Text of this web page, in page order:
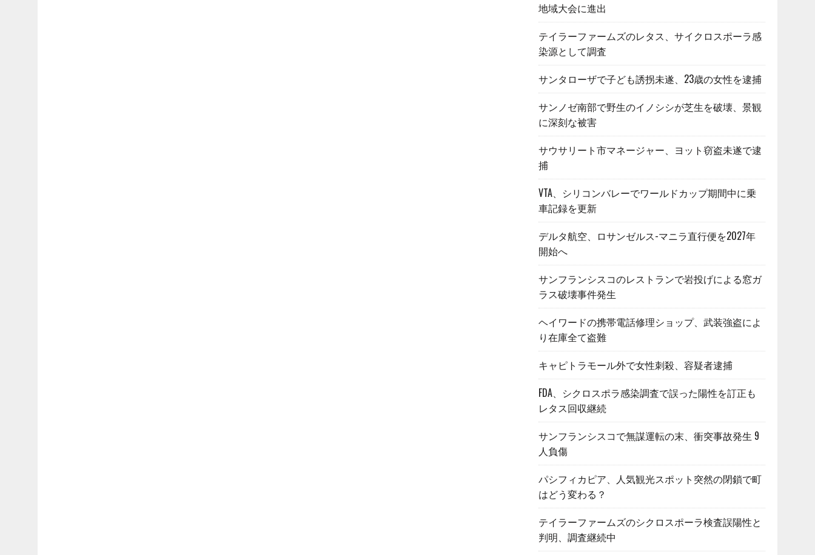
地域大会に進出
テイラーファームズのレタス、サイクロスポーラ感
染源として調査
サンタローザで子ども誘拐未遂、23歳の女性を逮捕
サンノゼ南部で野生のイノシシが芝生を破壊、景観
に深刻な被害
サウサリート市マネージャー、ヨット窃盗未遂で逮
捕
VTA、シリコンバレーでワールドカップ期間中に乗
車記録を更新
デルタ航空、ロサンゼルス-マニラ直行便を2027年
開始へ
サンフランシスコのレストランで岩投げによる窓ガ
ラス破壊事件発生
ヘイワードの携帯電話修理ショップ、武装強盗によ
り在庫全て盗難
キャピトラモール外で女性刺殺、容疑者逮捕
FDA、シクロスポラ感染調査で誤った陽性を訂正も
レタス回収継続
サンフランシスコで無謀運転の末、衝突事故発生 9
人負傷
パシフィカピア、人気観光スポット突然の閉鎖で町
はどう変わる？
テイラーファームズのシクロスポーラ検査誤陽性と
判明、調査継続中